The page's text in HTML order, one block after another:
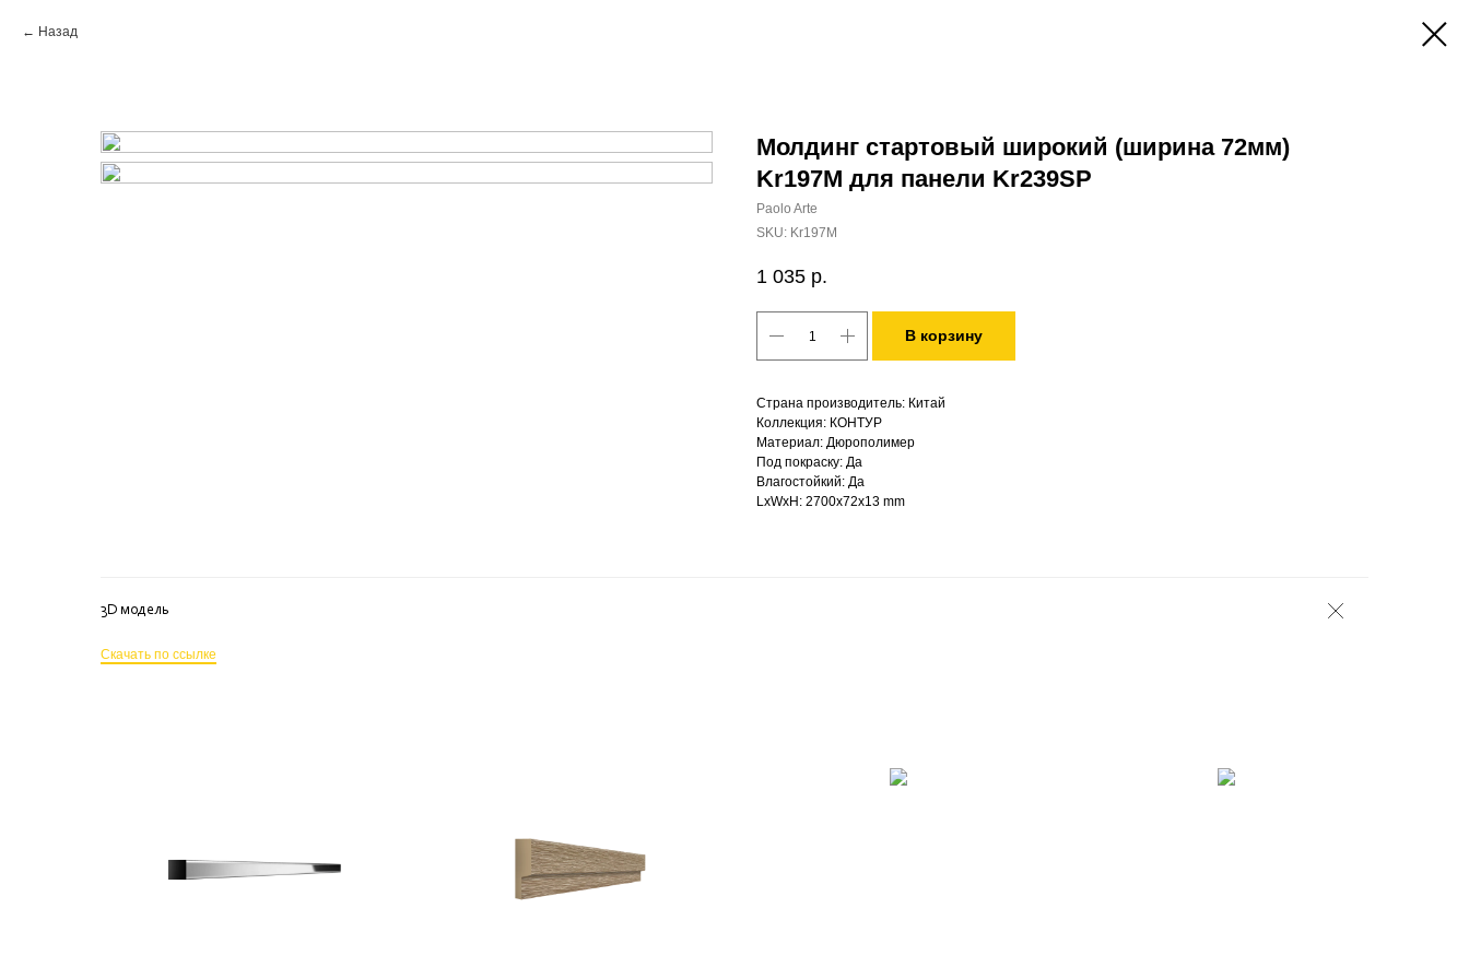
Назад
Молдинг стартовый широкий (ширина 72мм)
Kr197M для панели Kr239SP
Paolo Arte
SKU: Kr197M
1 035 р.
В корзину
Страна производитель: Китай
Коллекция: КОНТУР
Материал: Дюрополимер
Под покраску: Да
Влагостойкий: Да
LxWxH: 2700x72x13 mm
3D модель
Скачать по ссылке